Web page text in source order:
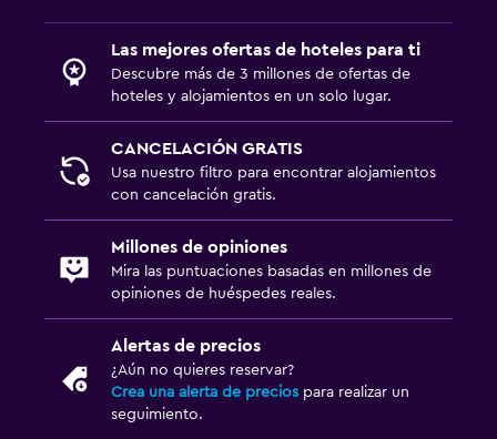
Las mejores ofertas de hoteles para ti
Descubre más de 3 millones de ofertas de
hoteles y alojamientos en un solo lugar.
CANCELACIÓN GRATIS
Usa nuestro filtro para encontrar alojamientos
con cancelación gratis.
Millones de opiniones
Mira las puntuaciones basadas en millones de
opiniones de huéspedes reales.
Alertas de precios
¿Aún no quieres reservar?
Crea una alerta de precios para realizar un
seguimiento.